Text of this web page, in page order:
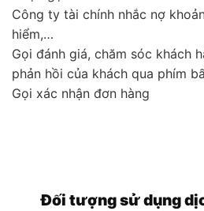
Công ty tài chính nhắc nợ
hiểm,…
Gọi đánh giá, chăm sóc khách
phản hồi của khách qua phím
Gọi xác nhận đơn hàng
Đối tượng sử dụng